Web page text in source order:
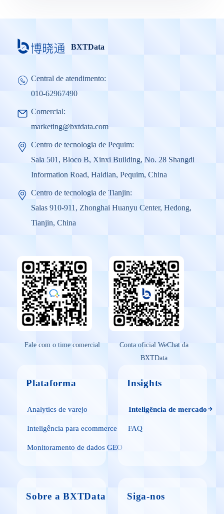
BXTData
Central de atendimento:
010-62967490
Comercial:
marketing@bxtdata.com
Centro de tecnologia de Pequim:
Sala 501, Bloco B, Xinxi Building, No. 28 Shangdi
Information Road, Haidian, Pequim, China
Centro de tecnologia de Tianjin:
Salas 910-911, Zhonghai Huanyu Center, Hedong,
Tianjin, China
Fale com o time comercial
Conta oficial WeChat da
BXTData
Plataforma
Analytics de varejo
Inteligência para ecommerce
Monitoramento de dados GEO
Insights
Inteligência de mercado
FAQ
Sobre a BXTData Siga-nos